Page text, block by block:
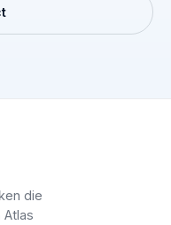
die
Atlas